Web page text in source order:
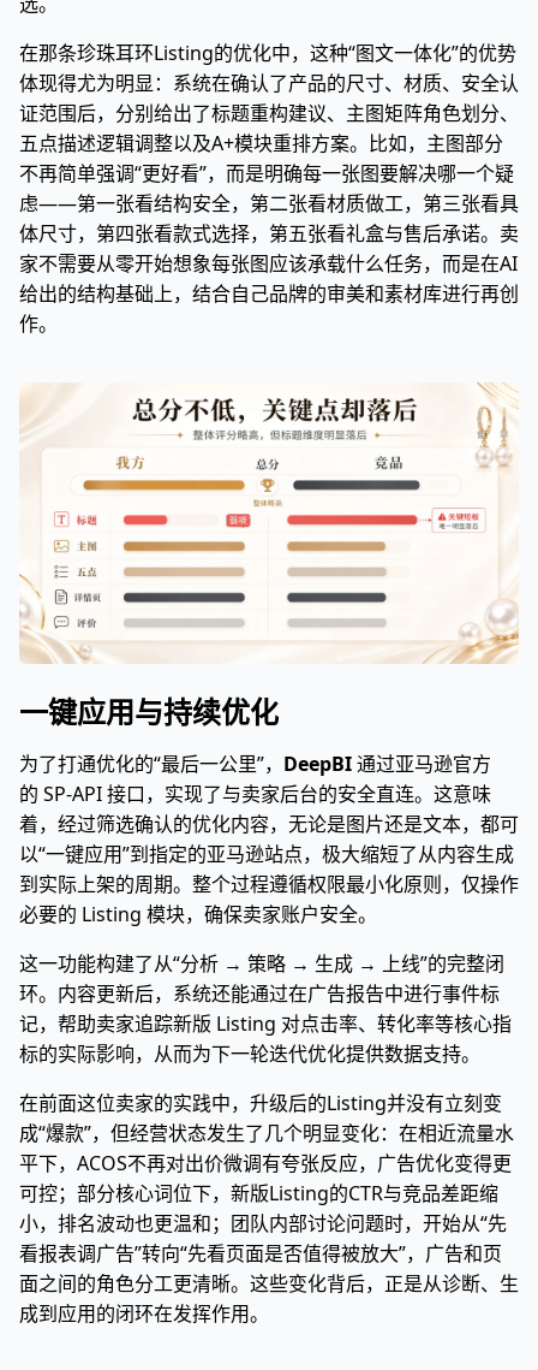
在那条珍珠耳环Listing的优化中，这种“图文一体化”的优势
体现得尤为明显：系统在确认了产品的尺寸、材质、安全认
证范围后，分别给出了标题重构建议、主图矩阵角色划分、
五点描述逻辑调整以及A+模块重排方案。比如，主图部分
不再简单强调“更好看”，而是明确每一张图要解决哪一个疑
虑——第一张看结构安全，第二张看材质做工，第三张看具
体尺寸，第四张看款式选择，第五张看礼盒与售后承诺。卖
家不需要从零开始想象每张图应该承载什么任务，而是在AI
给出的结构基础上，结合自己品牌的审美和素材库进行再创
作。
一键应用与持续优化
为了打通优化的“最后一公里”， DeepBI通过亚马逊官方
的 SP-API 接口，实现了与卖家后台的安全直连。这意味
着，经过筛选确认的优化内容，无论是图片还是文本，都可
以“一键应用”到指定的亚马逊站点，极大缩短了从内容生成
到实际上架的周期。整个过程遵循权限最小化原则，仅操作
必要的 Listing 模块，确保卖家账户安全。
这一功能构建了从“分析 → 策略 → 生成 → 上线”的完整闭
环。内容更新后，系统还能通过在广告报告中进行事件标
记，帮助卖家追踪新版 Listing 对点击率、转化率等核心指
标的实际影响，从而为下一轮迭代优化提供数据支持。
在前面这位卖家的实践中，升级后的Listing并没有立刻变
成“爆款”，但经营状态发生了几个明显变化：在相近流量水
平下，ACOS不再对出价微调有夸张反应，广告优化变得更
可控；部分核心词位下，新版Listing的CTR与竞品差距缩
小，排名波动也更温和；团队内部讨论问题时，开始从“先
看报表调广告”转向“先看页面是否值得被放大”，广告和页
面之间的角色分工更清晰。这些变化背后，正是从诊断、生
成到应用的闭环在发挥作用。